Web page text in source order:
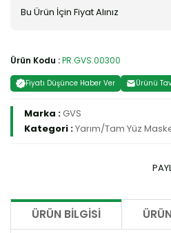
Bu Ürün İçin Fiyat Alınız
Ürün Kodu :PR.GVS.00300
Fiyatı Düşünce Haber Ver Ürünü
Marka :GVS
Kategori :Yarım/Tam Yüz
ÜRÜN BILGISI